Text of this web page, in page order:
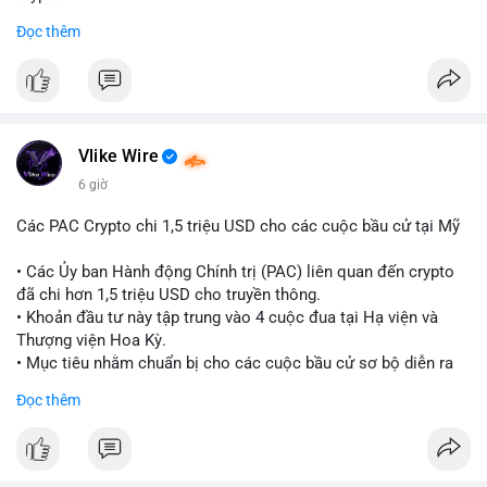
#binancesquare
$btc $eth
📰 Nguồn: CoinDesk
Đọc thêm
Vlike Wire
6 giờ
Các PAC Crypto chi 1,5 triệu USD cho các cuộc bầu cử tại Mỹ
• Các Ủy ban Hành động Chính trị (PAC) liên quan đến crypto
đã chi hơn 1,5 triệu USD cho truyền thông.
• Khoản đầu tư này tập trung vào 4 cuộc đua tại Hạ viện và
Thượng viện Hoa Kỳ.
• Mục tiêu nhằm chuẩn bị cho các cuộc bầu cử sơ bộ diễn ra
Đọc thêm